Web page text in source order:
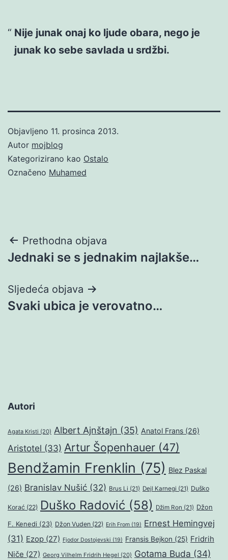
Nije junak onaj ko ljude obara, nego je
junak ko sebe savlada u srdžbi.
Objavljeno 11. prosinca 2013.
Autor mojblog
Kategorizirano kao Ostalo
Označeno Muhamed
Navigacija
objava
Prethodna objava
Jednaki se s jednakim najlakše…
Sljedeća objava
Svaki ubica je verovatno…
Autori
Agata Kristi (20) Albert Ajnštajn (35) Anatol Frans (26)
Aristotel (33) Artur Šopenhauer (47)
Bendžamin Frenklin (75) Blez Paskal
(26) Branislav Nušić (32) Brus Li (21) Dejl Karnegi (21) Duško
Korać (22) Duško Radović (58) Džim Ron (21) Džon
F. Kenedi (23) Džon Vuden (22) Erih From (19) Ernest Hemingvej
(31) Ezop (27) Fjodor Dostojevski (19) Fransis Bejkon (25) Fridrih
Niče (27) Georg Vilhelm Fridrih Hegel (20) Gotama Buda (34)